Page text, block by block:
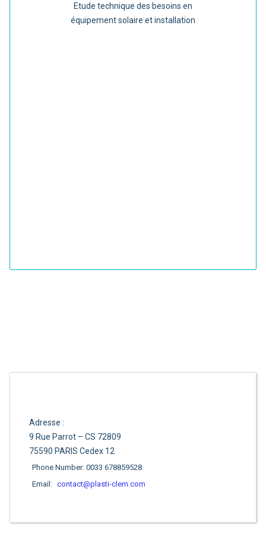
Etude technique des besoins en
équipement solaire et installation
Adresse :
9 Rue Parrot – CS 72809
75590 PARIS Cedex 12
Phone Number: 0033 678859528
Email: contact@plasti-clem.com